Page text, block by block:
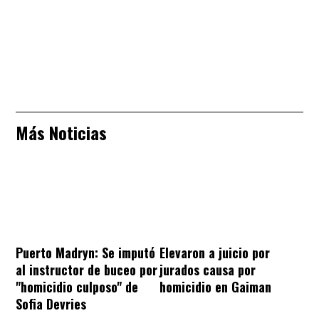
Más Noticias
Puerto Madryn: Se imputó
al instructor de buceo por
"homicidio culposo" de
Sofia Devries
Elevaron a juicio por
jurados causa por
homicidio en Gaiman